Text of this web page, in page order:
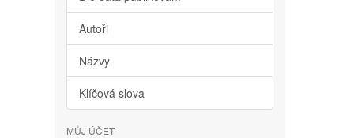
Autoři
Názvy
Klíčová slova
MŮJ ÚČET